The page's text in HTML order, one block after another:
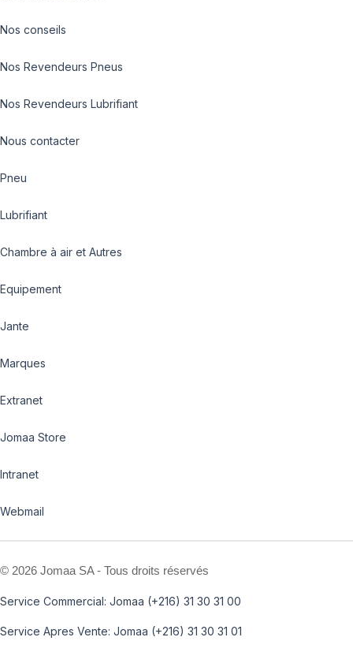
Nos conseils
Nos Revendeurs Pneus
Nos Revendeurs Lubrifiant
Nous contacter
Pneu
Lubrifiant
Chambre à air et Autres
Equipement
Jante
Marques
Extranet
Jomaa Store
Intranet
Webmail
© 2026 Jomaa SA - Tous droits réservés
Service Commercial: Jomaa (+216) 31 30 31 00
Service Apres Vente: Jomaa (+216) 31 30 31 01